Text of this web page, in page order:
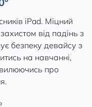
iPad. Міцний
від падінь з
безпеку девайсу з
на навчанні,
про